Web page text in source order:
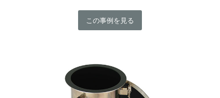
この事例を見る